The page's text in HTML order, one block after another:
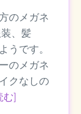
のメガネ
、髪
うです。
のメガネ
クなしの
む]